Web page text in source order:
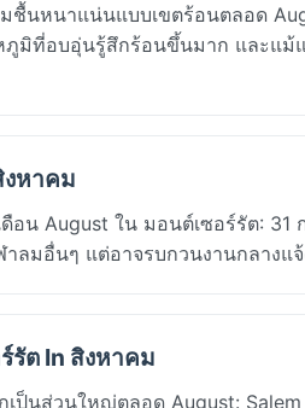
ชื้นหนาแน่นแบบเขตร้อนตลอด
ที่อบอุ่นรู้สึกร้อนขึ้นมาก และแม้แ
งหาคม
อน August ใน มอนต์เซอร์รัต:
ลมอื่นๆ แต่อาจรบกวนงานกลางแ
รัต In สิงหาคม
ป็นส่วนใหญ่ตลอด August: